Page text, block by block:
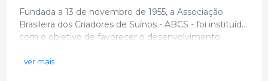
Fundada a 13 de novembro de 1955, a Associação
Brasileira dos Criadores de Suínos - ABCS - foi instituída
com o objetivo de favorecer o desenvolvimento
melhoramento genético do rebanho brasileiro e, hoje,
comunicacao@abcsagro.com.br
ver mais